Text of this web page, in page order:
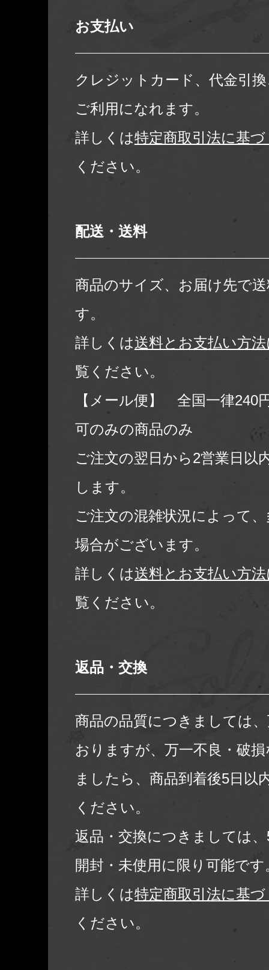
お支払い
クレジットカード、代金引
ご利用になれます。
詳しくは特定商取引法に基
ください。
配送・送料
商品のサイズ、お届け先で
す。
詳しくは送料とお支払い方
覧ください。
【メール便】 全国一律240
可のみの商品のみ
ご注文の翌日から2営業日以
します。
ご注文の混雑状況によって
場合がございます。
詳しくは送料とお支払い方
覧ください。
返品・交換
商品の品質につきましては
おりますが、万一不良・破
ましたら、商品到着後5日以
ください。
返品・交換につきましては
開封・未使用に限り可能です
詳しくは特定商取引法に基
ください。